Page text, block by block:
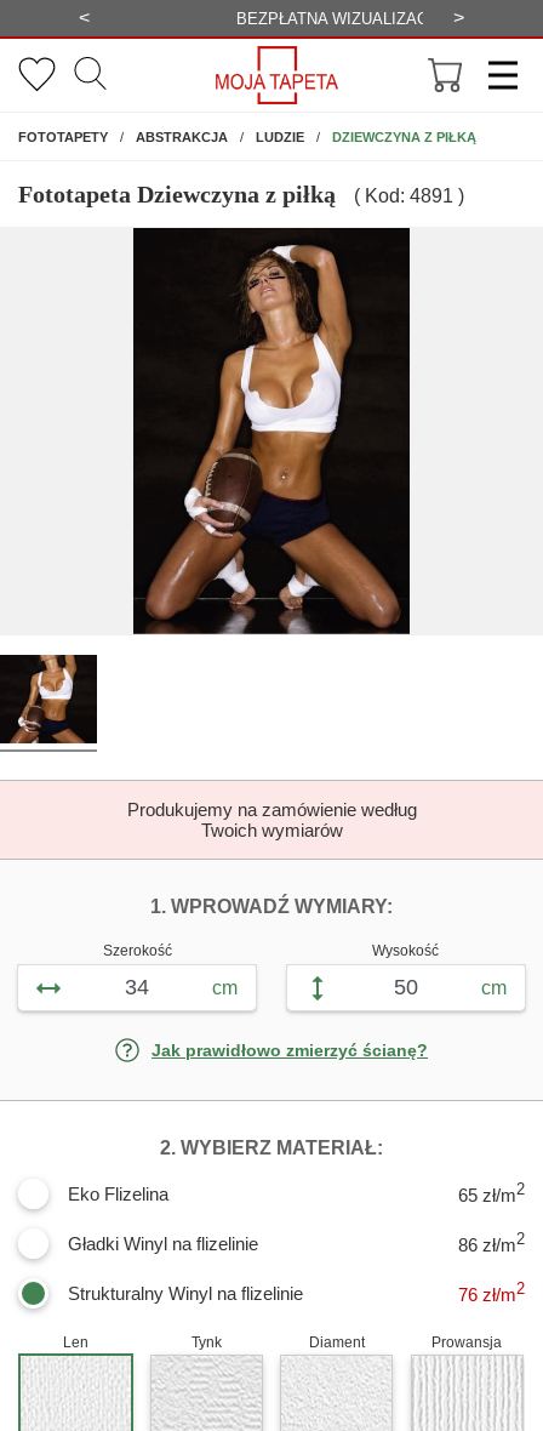
< BEZPŁATNA WIZUALIZACJA >
FOTOTAPETYNA ŚCIANĘ
ABSTRAKCJA LUDZIE DZIEWCZYNA Z PIŁKĄ
Fototapeta Dziewczyna z piłką ( Kod: 4891 )
Produkujemy na zamówienie według
Twoich wymiarów
1. WPROWADŹ WYMIARY:
Szerokość
cm
Wysokość
cm
Jak prawidłowo zmierzyć ścianę?
2. WYBIERZ MATERIAŁ:
Eko Flizelina 65 zł/m2
Gładki Winyl na flizelinie 86 zł/m2
Strukturalny Winyl na flizelinie 76 zł/m2
Len Tynk Diament Prowansja